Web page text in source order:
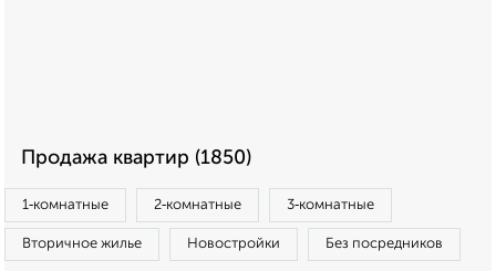
Продажа квартир (1850)
1‑комнатные 2‑комнатные 3‑комнатные
Вторичное жилье Новостройки Без посредников